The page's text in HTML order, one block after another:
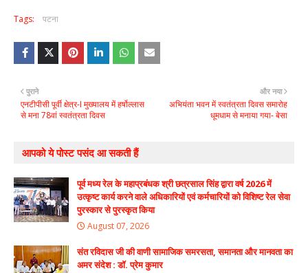
Tags: पटना
और नया
अभियंता भवन में स्वतंत्रता दिवस समारोह
धूमधाम से मनाया गया- बेसा
पुराने
एनटीपीसी पूर्वी क्षेत्र-I मुख्यालय में हर्षोल्लास
से मना 78वां स्वतंत्रता दिवस
आपको ये पोस्ट पसंद आ सकती हैं
पूर्व मध्य रेल के महाप्रबंधक श्री छत्रसाल सिंह द्वारा वर्ष 2026 में
उत्कृष्ट कार्य करने वाले अधिकारियों एवं कर्मचारियों को विशिष्ट रेल सेवा
पुरस्कार से पुरस्कृत किया
August 07, 2026
संत रविदास जी की वाणी सामाजिक समरसता, समानता और मानवता का
अमर संदेश : डॉ. प्रेम कुमार